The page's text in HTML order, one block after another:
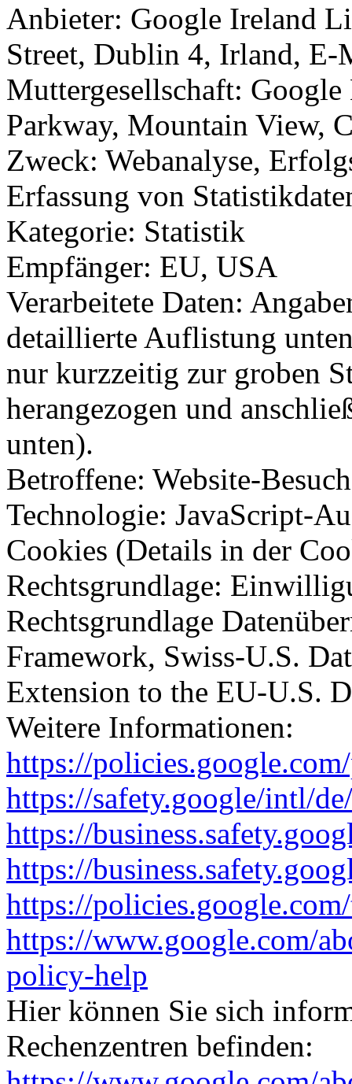
Anbieter: Google Ireland
Street, Dublin 4, Irland, E-
Muttergesellschaft:
Parkway, Mountain View,
Zweck: Webanalyse,
Erfassung von
Kategorie: Statistik
Empfänger: EU, USA
Verarbeitete Daten:
detaillierte Auflistung
nur kurzzeitig zur groben
herangezogen und
unten).
Betroffene: Website-
Technologie: JavaScript-
Cookies (Details in der
Rechtsgrundlage:
Rechtsgrundlage
Framework, Swiss-U.S.
Extension to the EU-U.S.
Weitere Informationen:
https://
https://safety.google/intl/
https://
https://
https://
https://www.google.com/
policy-help
Hier können Sie sich
Rechenzentren befinden: